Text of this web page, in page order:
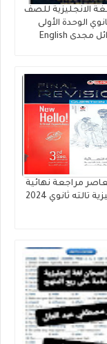
الانجليزية للصف
الوحدة الأولى
لمستر وائل مجدى English
مراجعة نهائية
تالته ثانوي 2024